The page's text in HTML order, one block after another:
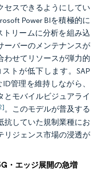
セスできるようにしてい
Power BIを積極的に
トリームに分析を組み込
ーバーのメンテナンスが
わせてリソースが弾力的
トが低下します。SAP
管理を維持しながら、
とモバイルビジュアライ
。このモデルが普及する
抗していた規制業種にお
リジェンス市場の浸透が
・エッジ展開の急増